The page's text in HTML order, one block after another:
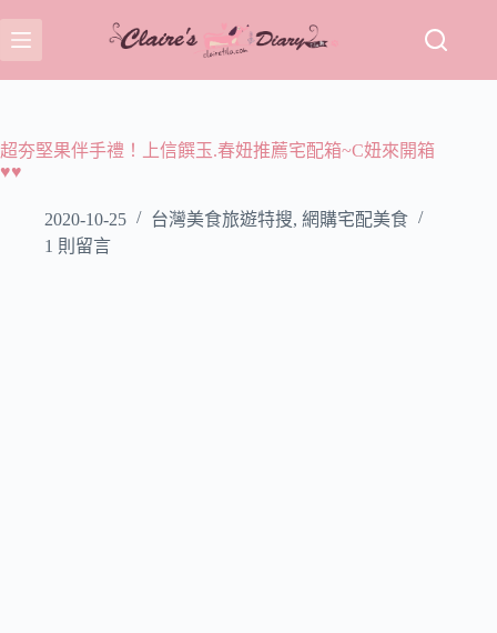
至
主
容
超夯堅果伴手禮！上信饌玉.春妞推薦宅配箱~C妞來開箱
♥♥
2020-10-25 台灣美食旅遊特搜, 網購宅配美食
1 則留言